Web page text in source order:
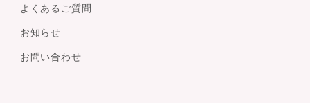
よくあるご質問
お知らせ
お問い合わせ